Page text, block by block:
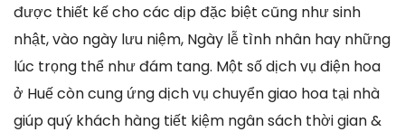
được thiết kế cho các dịp đặc biệt cũng như sinh
nhật, vào ngày lưu niệm, Ngày lễ tình nhân hay những
lúc trọng thể như đám tang. Một số dịch vụ điện hoa
ở Huế còn cung ứng dịch vụ chuyển giao hoa tại nhà
giúp quý khách hàng tiết kiệm ngân sách thời gian &